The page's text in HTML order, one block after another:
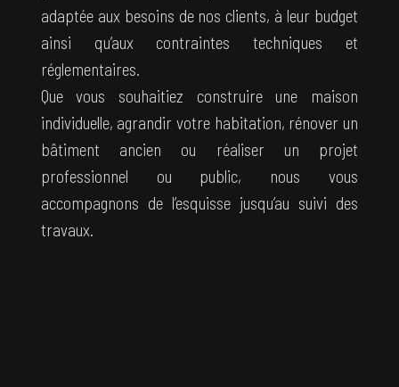
adaptée aux besoins de nos clients, à leur budget
ainsi qu’aux contraintes techniques et
réglementaires.
Que vous souhaitiez construire une maison
individuelle, agrandir votre habitation, rénover un
bâtiment ancien ou réaliser un projet
professionnel ou public, nous vous
accompagnons de l’esquisse jusqu’au suivi des
travaux.